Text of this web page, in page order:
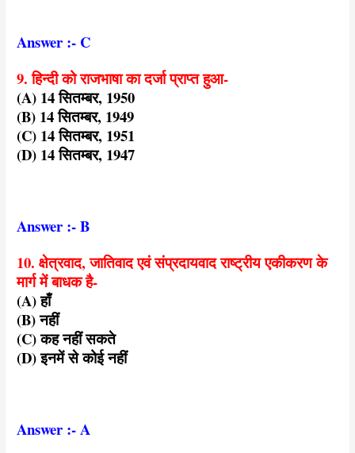
Answer :- C
9. हिन्दी को राजभाषा का दर्जा प्राप्त हुआ-
(A) 14 सितम्बर, 1950
(B) 14 सितम्बर, 1949
(C) 14 सितम्बर, 1951
(D) 14 सितम्बर, 1947
Answer :- B
10. क्षेत्रवाद, जातिवाद एवं संप्रदायवाद राष्ट्रीय एकीकरण के
मार्ग में बाधक है-
(A) हाँ
(B) नहीं
(C) कह नहीं सकते
(D) इनमें से कोई नहीं
Answer :- A